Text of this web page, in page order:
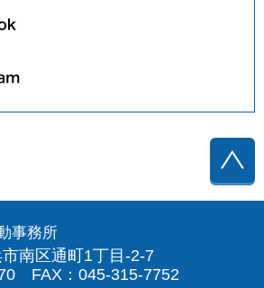
事務所
南区通町1丁目-2-7
FAX：045-315-7752